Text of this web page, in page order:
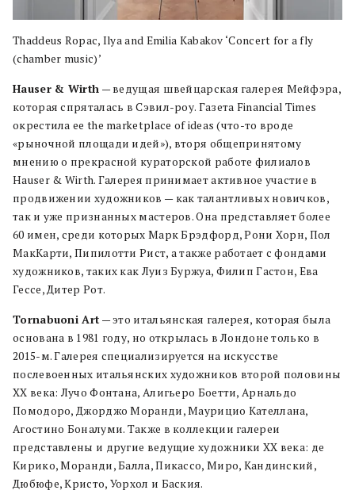
Thaddeus Ropac, Ilya and Emilia Kabakov ‘Concert for a fly
(chamber music)’
Hauser & Wirth — ведущая швейцарская галерея Мейфэра,
которая спряталась в Сэвил-роу. Газета Financial Times
окрестила ее the marketplace of ideas (что-то вроде
«рыночной площади идей»), вторя общепринятому
мнению о прекрасной кураторской работе филиалов
Hauser & Wirth. Галерея принимает активное участие в
продвижении художников — как талантливых новичков,
так и уже признанных мастеров. Она представляет более
60 имен, среди которых Марк Брэдфорд, Рони Хорн, Пол
МакКарти, Пипилотти Рист, а также работает с фондами
художников, таких как Луиз Буржуа, Филип Гастон, Ева
Гессе, Дитер Рот.
Tornabuoni Art — это итальянская галерея, которая была
основана в 1981 году, но открылась в Лондоне только в
2015-м. Галерея специализируется на искусстве
послевоенных итальянских художников второй половины
XX века: Лучо Фонтана, Алигьеро Боетти, Арнальдо
Помодоро, Джорджо Моранди, Маурицио Кателлана,
Агостино Боналуми. Также в коллекции галереи
представлены и другие ведущие художники XX века: де
Кирико, Моранди, Балла, Пикассо, Миро, Кандинский,
Дюбюфе, Кристо, Уорхол и Баския.